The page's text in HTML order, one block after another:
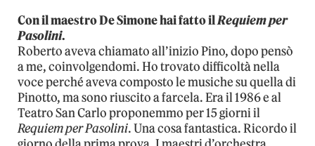
Con il maestro De Simone hai fatto ilRequiem per
Pasolini.
Roberto aveva chiamato all’inizio Pino, dopo pensò
a me, coinvolgendomi. Ho trovato difficoltà nella
voce perché aveva composto le musiche su quella di
Pinotto, ma sono riuscito a farcela. Era il 1986 e al
Teatro San Carlo proponemmo per 15 giorni il
Requiem per Pasolini. Una cosa fantastica. Ricordo il